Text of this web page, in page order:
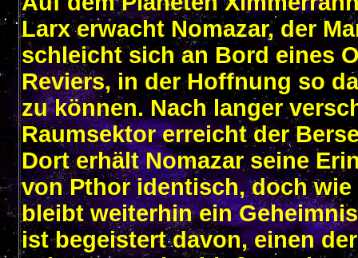
Larx erwacht Nomazar, der
schleicht sich an Bord eines
Reviers, in der Hoffnung so
zu können. Nach langer
Raumsektor erreicht der
Dort erhält Nomazar seine
von Pthor identisch, doch
bleibt weiterhin ein
ist begeistert davon, einen